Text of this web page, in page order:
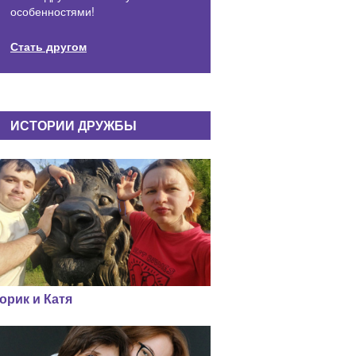
особенностями!
Стать другом
ИСТОРИИ ДРУЖБЫ
и Катя